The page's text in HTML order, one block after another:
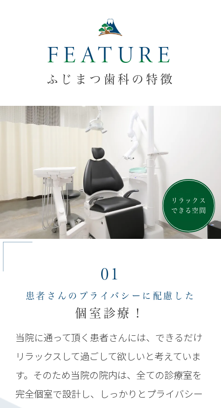
FEATURE
ふじまつ歯科の特徴
01
患者さんのプライバシーに配慮した
個室診療！
当院に通って頂く患者さんには、できるだけ
リラックスして過ごして欲しいと考えていま
す。そのため当院の院内は、全ての診療室を
完全個室で設計し、しっかりとプライバシー
リラックス
できる空間